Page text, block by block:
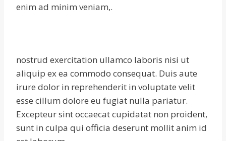
enim ad minim veniam,.
nostrud exercitation ullamco laboris nisi ut
aliquip ex ea commodo consequat. Duis aute
irure dolor in reprehenderit in voluptate velit
esse cillum dolore eu fugiat nulla pariatur.
Excepteur sint occaecat cupidatat non proident,
sunt in culpa qui officia deserunt mollit anim id